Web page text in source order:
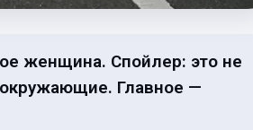
женщина. Спойлер: это не
Главное —